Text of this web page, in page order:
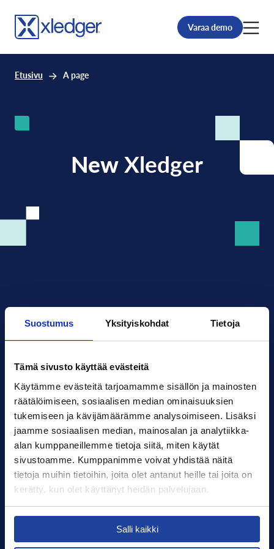
Suostumus Yksityiskohdat Tietoja
Tämä sivusto käyttää evästeitä
Käytämme evästeitä tarjoamamme sisällön ja mainosten
räätälöimiseen, sosiaalisen median ominaisuuksien
tukemiseen ja kävijämäärämme analysoimiseen. Lisäksi
jaamme sosiaalisen median, mainosalan ja analytiikka-
alan kumppaneillemme tietoja siitä, miten käytät
sivustoamme. Kumppanimme voivat yhdistää näitä
tietoja muihin tietoihin, joita olet antanut heille tai joita on
kerätty, kun olet käyttänyt heidän palvelujaan.
Salli kaikki
Select your country to see content relevant to
you and your business.
Varaa demo
Etusivu A page
NewXledger
Xledger Suomi
Hiilikatu 3, 00180,Helsinki
Finland
myynti@xledger.fi
+358 400 899 798
Kirjaudu
Yhteystiedot
Tilaa uutiskirje
Tietosuoja